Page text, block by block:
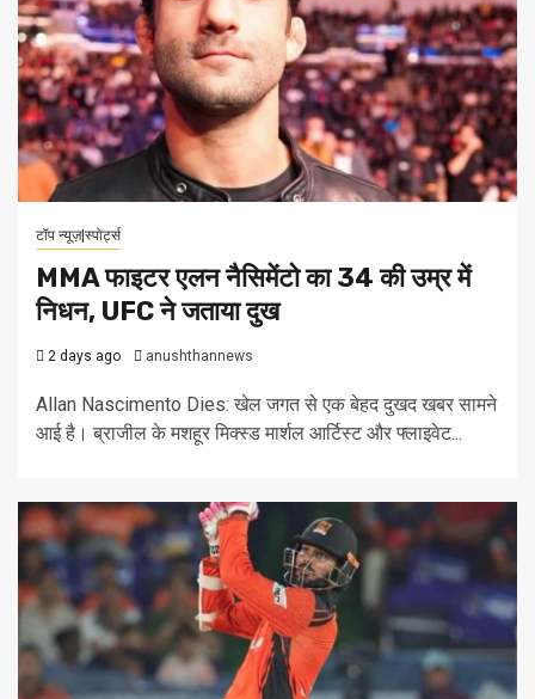
टॉप न्यूज़|स्पोर्ट्स
MMA फाइटर एलन नैसिमेंटो का 34 की उम्र में
निधन, UFC ने जताया दुख
2 days ago anushthannews
Allan Nascimento Dies: खेल जगत से एक बेहद दुखद खबर सामने
आई है। ब्राजील के मशहूर मिक्स्ड मार्शल आर्टिस्ट और फ्लाइवेट...